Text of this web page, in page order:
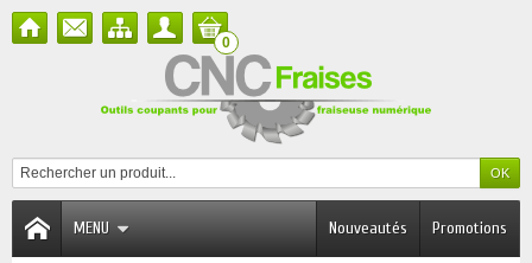
0
MENU Promotions
Nouveautés